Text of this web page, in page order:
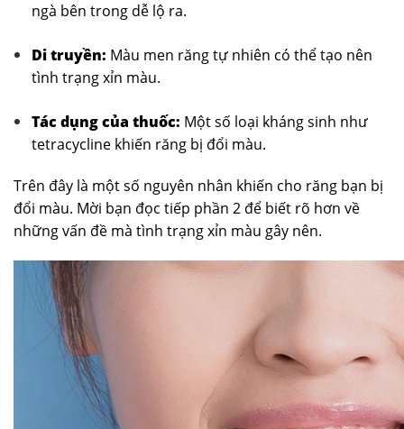
ngà bên trong dễ lộ ra.
Di truyền: Màu men răng tự nhiên có thể tạo nên
tình trạng xỉn màu.
Tác dụng của thuốc: Một số loại kháng sinh như
tetracycline khiến răng bị đổi màu.
Trên đây là một số nguyên nhân khiến cho răng bạn bị
đổi màu. Mời bạn đọc tiếp phần 2 để biết rõ hơn về
những vấn đề mà tình trạng xỉn màu gây nên.